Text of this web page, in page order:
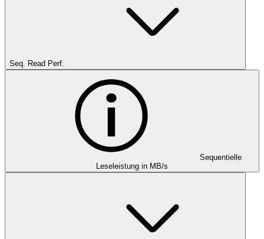
Seq. Read Perf.
Sequentielle
Leseleistung in MB/s